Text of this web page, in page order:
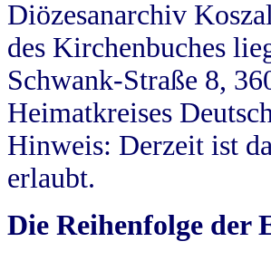
Diözesanarchiv
des Kirchenbuches
Schwank-Straße 8,
Heimatkreises
Hinweis: Derzeit ist
erlaubt.
Die Reihenfolge der